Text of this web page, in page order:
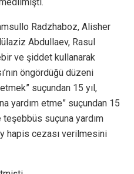
Radzhaboz, Alisher
Abdullaev, Rasul
ve şiddet kullanarak
öngördüğü düzeni
suçundan 15 yıl,
yardım etme” suçundan 15
suçuna yardım
hapis cezası verilmesini